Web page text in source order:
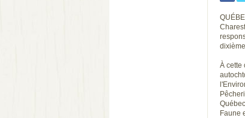
À cette
Faune